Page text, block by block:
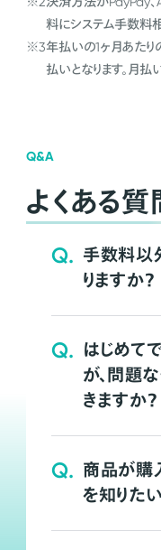
料にシステム手数料
※3年払いの1ヶ月あたり
払いとなります。月払
Q&A
よくある質
Q. 手数料以
りますか？
Q. はじめて
が、問題
きますか？
Q. 商品が購
を知りた